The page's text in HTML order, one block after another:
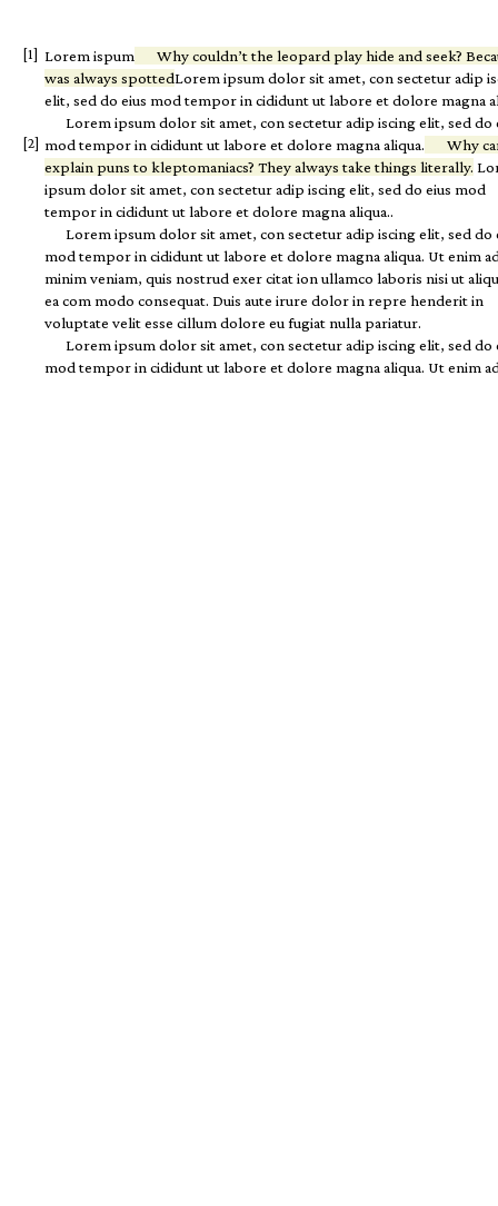
Lorem ispum
Why couldn’t the leopard play hide and seek?
was always spottedLorem ipsum dolor sit amet, con sectetur adip
elit, sed do eius mod tempor in cididunt ut labore et dolore magna
Lorem ipsum dolor sit amet, con sectetur adip iscing elit, sed do
mod tempor in cididunt ut labore et dolore magna aliqua.
Why
explain puns to kleptomaniacs? They always take things literally.
ipsum dolor sit amet, con sectetur adip iscing elit, sed do eius mod
tempor in cididunt ut labore et dolore magna aliqua..
Lorem ipsum dolor sit amet, con sectetur adip iscing elit, sed do
mod tempor in cididunt ut labore et dolore magna aliqua. Ut enim
minim veniam, quis nostrud exer citat ion ullamco laboris nisi ut
ea com modo consequat. Duis aute irure dolor in repre henderit in
voluptate velit esse cillum dolore eu fugiat nulla pariatur.
Lorem ipsum dolor sit amet, con sectetur adip iscing elit, sed do
mod tempor in cididunt ut labore et dolore magna aliqua. Ut enim